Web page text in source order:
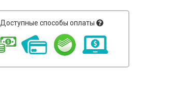
Доступные способы оплаты